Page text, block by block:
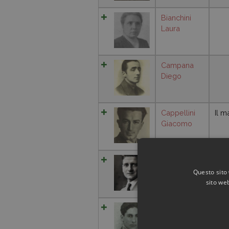
Bianchini
Laura
Campana
Diego
Cappellini
Giacomo
Il
GiuseppeQuesto
sito